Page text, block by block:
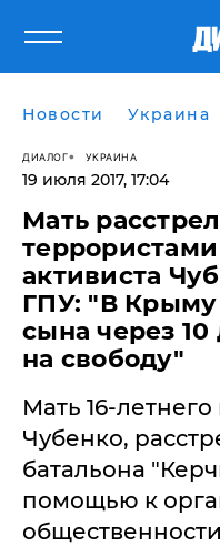
Новости Украина
ДИАЛОГ УКРАИНА
19 июля 2017, 17:04
Мать
террористами
активиста
ГПУ: "В
сына через
на свободу"
Мать 16-
Чубенко,
батальона
помощью к